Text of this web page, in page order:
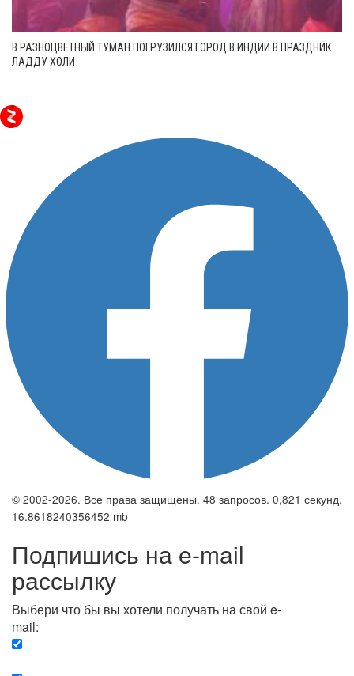
В РАЗНОЦВЕТНЫЙ ТУМАН ПОГРУЗИЛСЯ ГОРОД В ИНДИИ В ПРАЗДНИК
ЛАДДУ ХОЛИ
© 2002-2026. Все права защищены. 48 запросов. 0,821 секунд.
16.8618240356452 mb
Подпишись на e-mail
рассылку
Выбери что бы вы хотели получать на свой e-
mail: